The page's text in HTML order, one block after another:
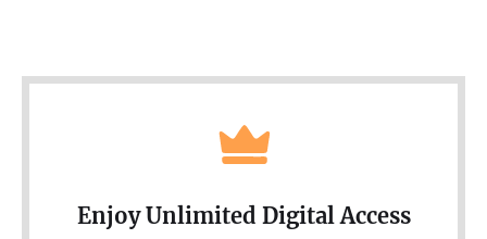
Enjoy Unlimited Digital Access